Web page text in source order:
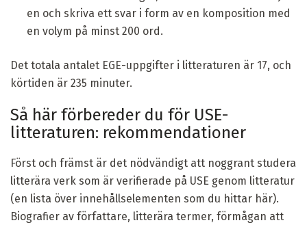
en och skriva ett svar i form av en komposition med
en volym på minst 200 ord.
Det totala antalet EGE-uppgifter i litteraturen är 17, och
körtiden är 235 minuter.
Så här förbereder du för USE-
litteraturen: rekommendationer
Först och främst är det nödvändigt att noggrant studera
litterära verk som är verifierade på USE genom litteratur
(en lista över innehållselementen som du hittar här).
Biografier av författare, litterära termer, förmågan att